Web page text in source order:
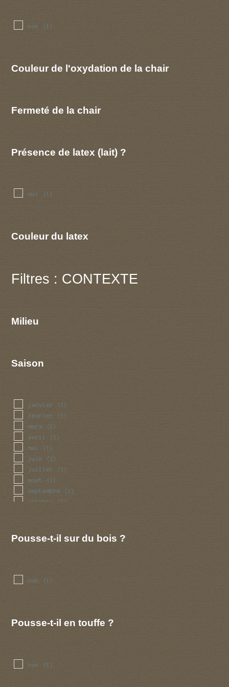
non (1)
Couleur de l'oxydation de la chair
Fermeté de la chair
Présence de latex (lait) ?
oui (1)
Couleur du latex
Filtres : CONTEXTE
Milieu
Saison
janvier (1)
fevrier (1)
mars (1)
avril (1)
mai (1)
juin (1)
juillet (1)
aout (1)
septembre (1)
octobre (1)
Pousse-t-il sur du bois ?
non (1)
Pousse-t-il en touffe ?
non (1)